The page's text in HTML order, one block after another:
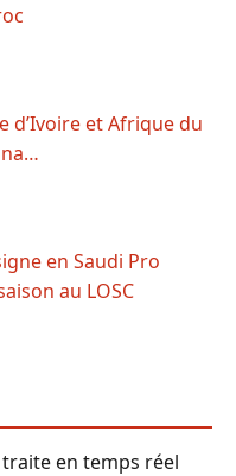
d’Ivoire et Afrique du
en Saudi Pro
au LOSC
en temps réel